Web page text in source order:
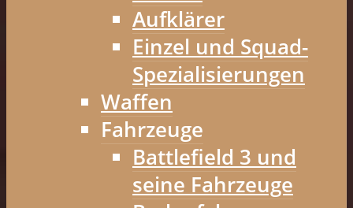
Aufklärer
Einzel und Squad-
Spezialisierungen
Waffen
Fahrzeuge
Battlefield 3 und
seine Fahrzeuge